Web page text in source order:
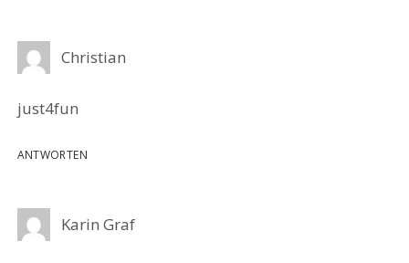
Christian
just4fun
ANTWORTEN
Karin Graf